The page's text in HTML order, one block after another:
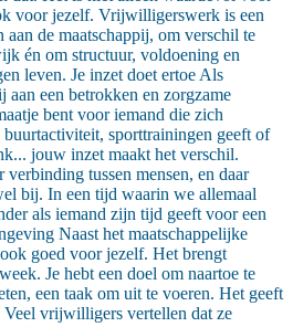
voor jezelf. Vrijwilligerswerk is een
de maatschappij, om verschil te
én om structuur, voldoening en
leven. Je inzet doet ertoe Als
een betrokken en zorgzame
bent voor iemand die zich
sporttrainingen geeft of
jouw inzet maakt het verschil.
tussen mensen, en daar
bij. In een tijd waarin we allemaal
als iemand zijn tijd geeft voor een
Naast het maatschappelijke
goed voor jezelf. Het brengt
Je hebt een doel om naartoe te
een taak om uit te voeren. Het geeft
Veel vrijwilligers vertellen dat ze